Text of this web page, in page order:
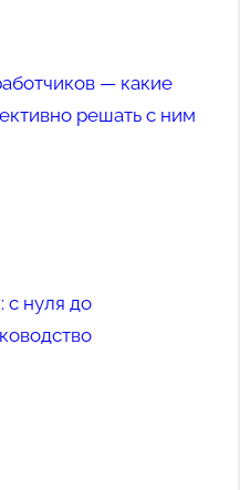
— какие
решать с ним
с нуля до